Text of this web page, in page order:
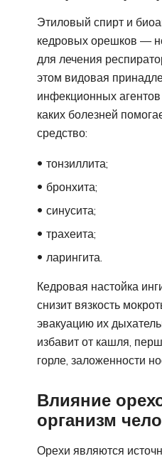
Этиловый спирт и
кедровых орешков —
для лечения
этом видовая
инфекционных
каких болезней
средство:
тонзиллита;
бронхита;
синусита;
трахеита;
ларингита.
Кедровая настойка
снизит вязкость
эвакуацию их
избавит от кашля,
горле, заложенности
Влияние
организм
Орехи являются